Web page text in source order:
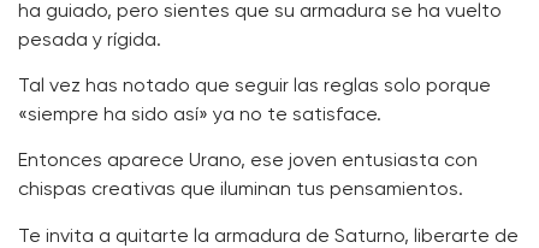
ha guiado, pero sientes que su armadura se ha vuelto
pesada y rígida.
Tal vez has notado que seguir las reglas solo porque
«siempre ha sido así» ya no te satisface.
Entonces aparece Urano, ese joven entusiasta con
chispas creativas que iluminan tus pensamientos.
Te invita a quitarte la armadura de Saturno, liberarte de